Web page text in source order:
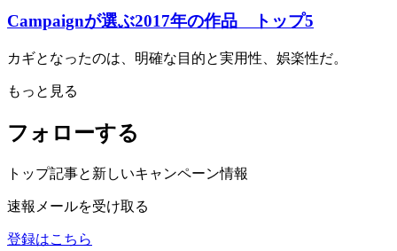
Campaignが選ぶ2017年の作品 トップ5
カギとなったのは、明確な目的と実用性、娯楽性だ。
もっと見る
フォローする
トップ記事と新しいキャンペーン情報
速報メールを受け取る
登録はこちら